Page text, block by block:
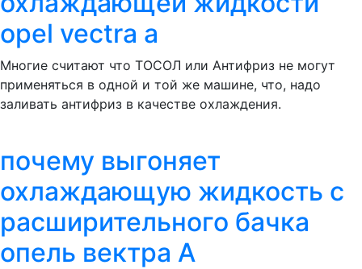
opel vectra a
Многие считают что ТОСОЛ или Антифриз не могут
применяться в одной и той же машине, что, надо
заливать антифриз в качестве охлаждения.
почему выгоняет
охлаждающую жидкость с
расширительного бачка
опель вектра А